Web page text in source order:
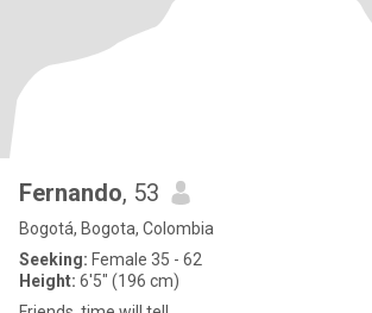
Fernando, 53
Bogotá, Bogota, Colombia
Seeking: Female 35 - 62
Height: 6'5" (196 cm)